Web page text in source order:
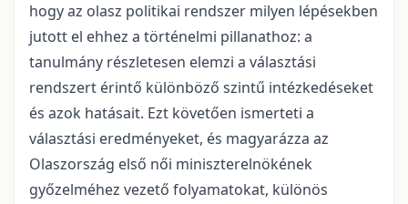
hogy az olasz politikai rendszer milyen lépésekben
jutott el ehhez a történelmi pillanathoz: a
tanulmány részletesen elemzi a választási
rendszert érintő különböző szintű intézkedéseket
és azok hatásait. Ezt követően ismerteti a
választási eredményeket, és magyarázza az
Olaszország első női miniszterelnökének
győzelméhez vezető folyamatokat, különös